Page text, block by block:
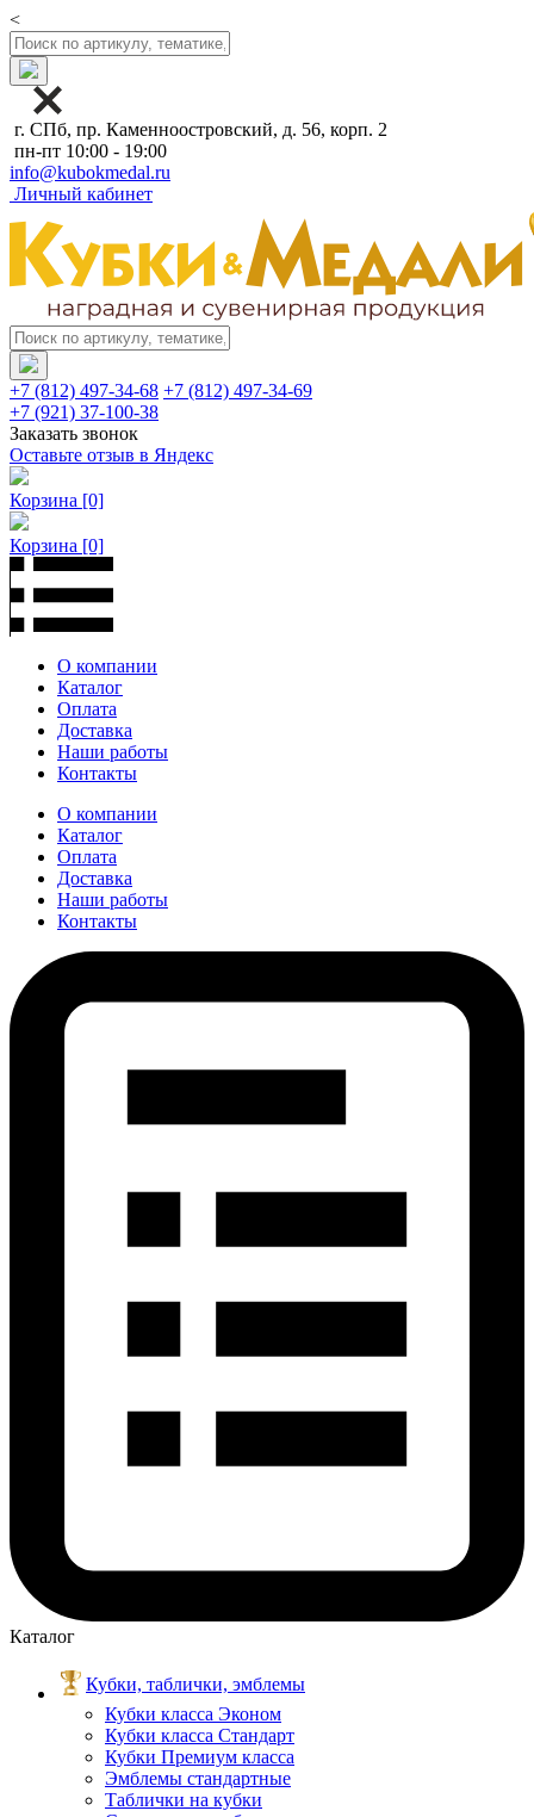
<
г. СПб, пр. Каменноостровский, д. 56, корп. 2
пн-пт 10:00 - 19:00
info@kubokmedal.ru
Личный кабинет
+7 (812) 497-34-68 +7 (812) 497-34-69
+7 (921) 37-100-38
Заказать звонок
Оставьте отзыв в Яндекс
Корзина [0]
Корзина [0]
О компании
Каталог
Оплата
Доставка
Наши работы
Контакты
О компании
Каталог
Оплата
Доставка
Наши работы
Контакты
Каталог
Кубки, таблички, эмблемы
Кубки класса Эконом
Кубки класса Стандарт
Кубки Премиум класса
Эмблемы стандартные
Таблички на кубки